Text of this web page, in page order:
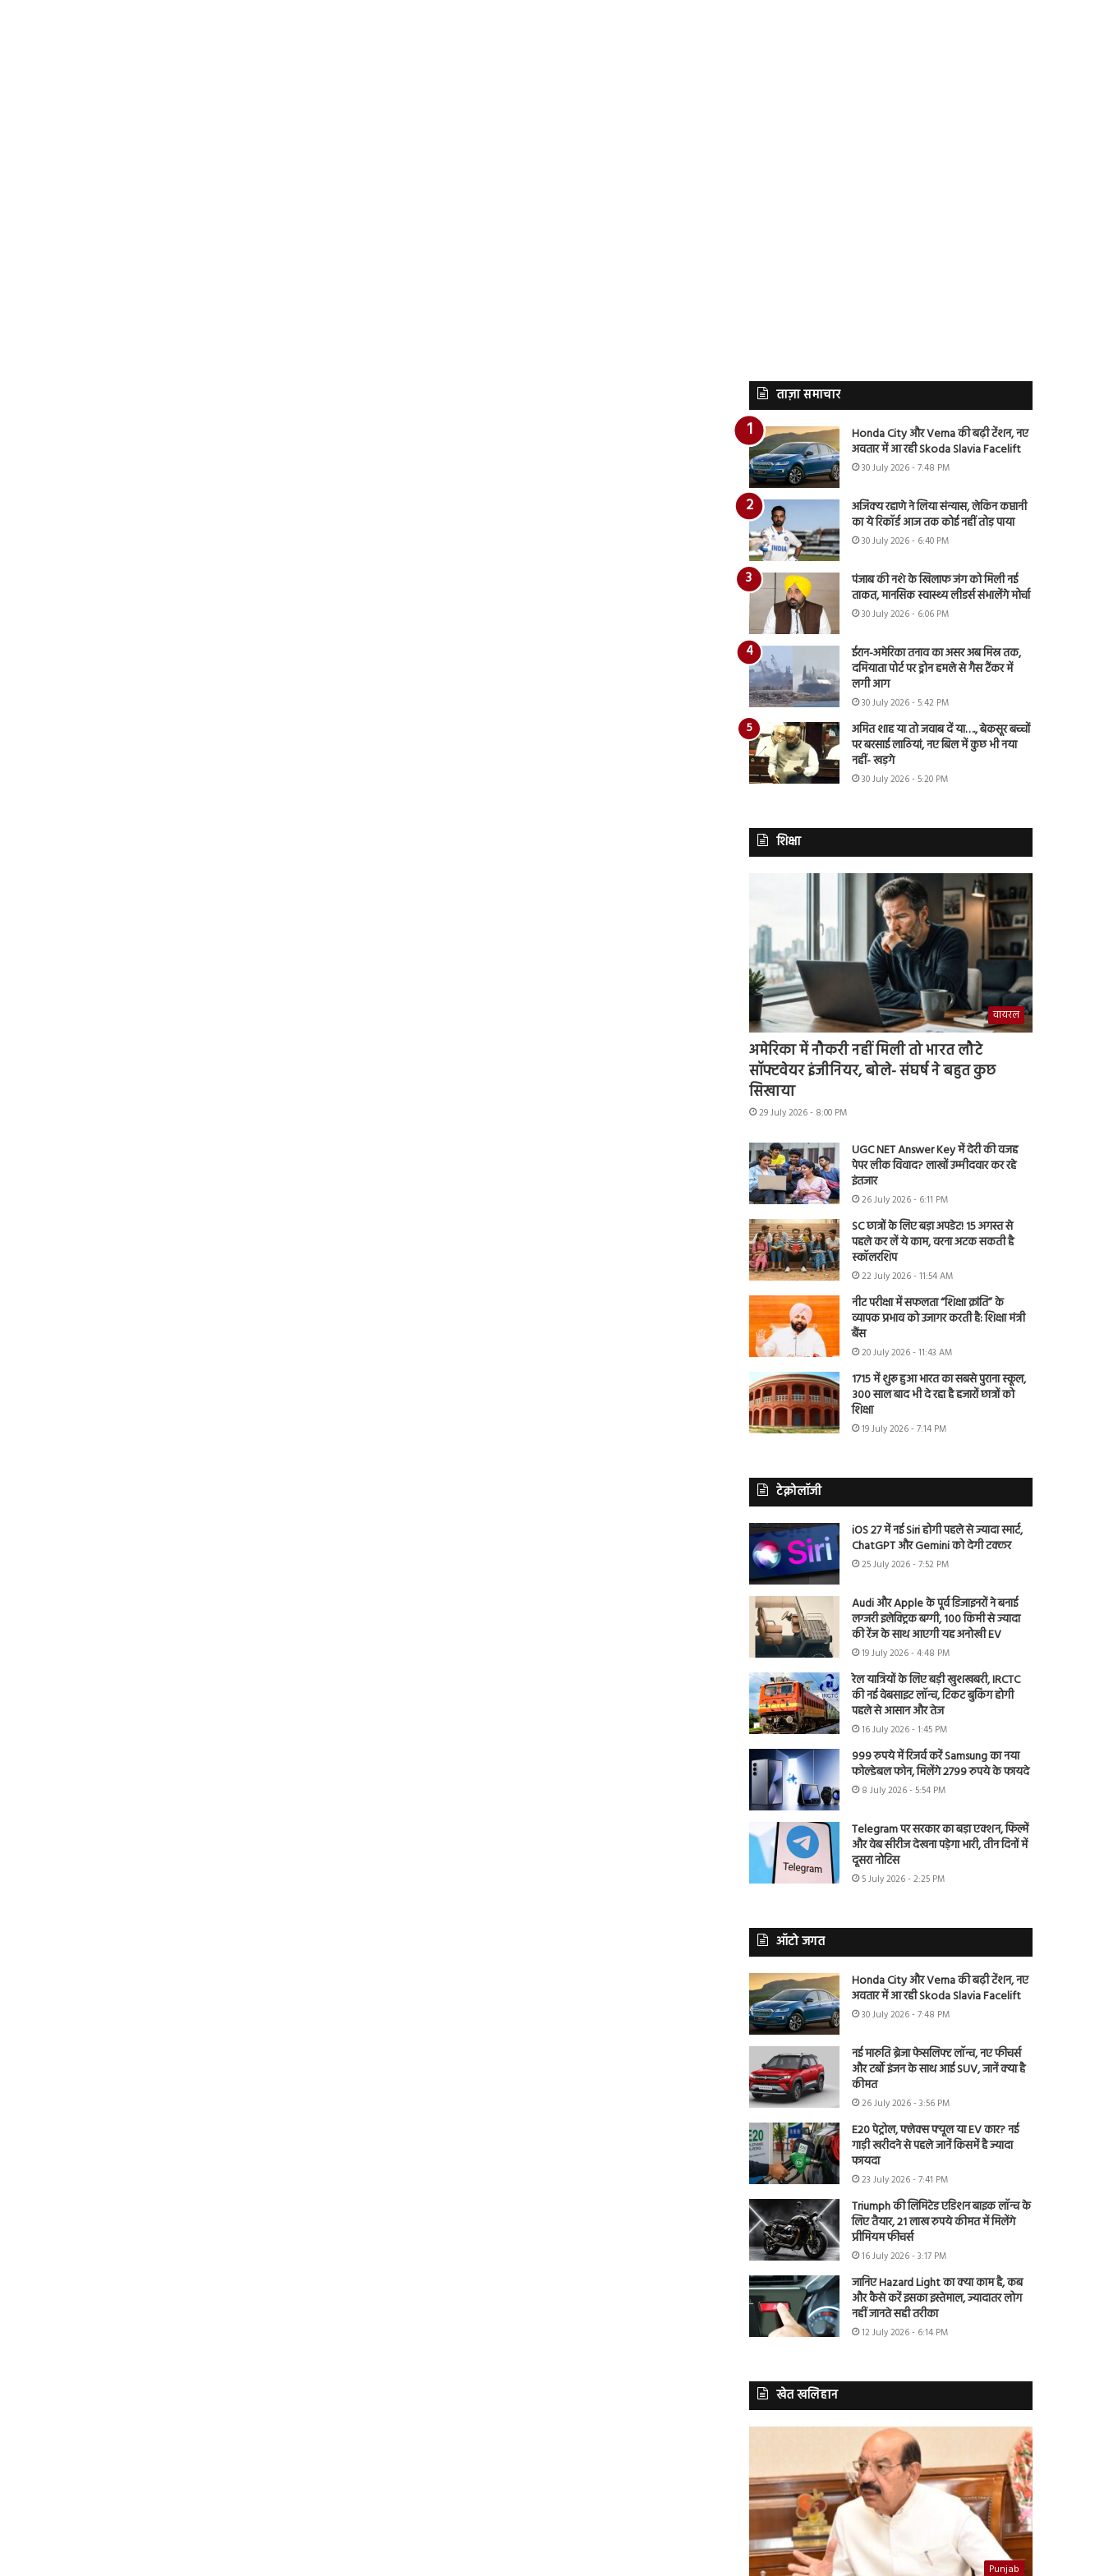
ताज़ा समाचार
Honda City और Verna की बढ़ी टेंशन, नए
अवतार में आ रही Skoda Slavia Facelift
30 July 2026 - 7:48 PM
अजिंक्य रहाणे ने लिया संन्यास, लेकिन कप्तानी
का ये रिकॉर्ड आज तक कोई नहीं तोड़ पाया
30 July 2026 - 6:40 PM
पंजाब की नशे के खिलाफ जंग को मिली नई
ताकत, मानसिक स्वास्थ्य लीडर्स संभालेंगे मोर्चा
30 July 2026 - 6:06 PM
ईरान-अमेरिका तनाव का असर अब मिस्र तक,
दमियाता पोर्ट पर ड्रोन हमले से गैस टैंकर में
लगी आग
30 July 2026 - 5:42 PM
अमित शाह या तो जवाब दें या…., बेकसूर बच्चों
पर बरसाई लाठियां, नए बिल में कुछ भी नया
नहीं- खड़गे
30 July 2026 - 5:20 PM
शिक्षा
वायरल
अमेरिका में नौकरी नहीं मिली तो भारत लौटे
सॉफ्टवेयर इंजीनियर, बोले- संघर्ष ने बहुत कुछ
सिखाया
29 July 2026 - 8:00 PM
UGC NET Answer Key में देरी की वजह
पेपर लीक विवाद? लाखों उम्मीदवार कर रहे
इंतजार
26 July 2026 - 6:11 PM
SC छात्रों के लिए बड़ा अपडेट! 15 अगस्त से
पहले कर लें ये काम, वरना अटक सकती है
स्कॉलरशिप
22 July 2026 - 11:54 AM
नीट परीक्षा में सफलता “शिक्षा क्रांति” के
व्यापक प्रभाव को उजागर करती है: शिक्षा मंत्री
बैंस
20 July 2026 - 11:43 AM
1715 में शुरू हुआ भारत का सबसे पुराना स्कूल,
300 साल बाद भी दे रहा है हजारों छात्रों को
शिक्षा
19 July 2026 - 7:14 PM
टेक्नोलॉजी
iOS 27 में नई Siri होगी पहले से ज्यादा स्मार्ट,
ChatGPT और Gemini को देगी टक्कर
25 July 2026 - 7:52 PM
Audi और Apple के पूर्व डिजाइनरों ने बनाई
लग्जरी इलेक्ट्रिक बग्गी, 100 किमी से ज्यादा
की रेंज के साथ आएगी यह अनोखी EV
19 July 2026 - 4:48 PM
रेल यात्रियों के लिए बड़ी खुशखबरी, IRCTC
की नई वेबसाइट लॉन्च, टिकट बुकिंग होगी
पहले से आसान और तेज
16 July 2026 - 1:45 PM
999 रुपये में रिजर्व करें Samsung का नया
फोल्डेबल फोन, मिलेंगे 2799 रुपये के फायदे
8 July 2026 - 5:54 PM
Telegram पर सरकार का बड़ा एक्शन, फिल्में
और वेब सीरीज देखना पड़ेगा भारी, तीन दिनों में
दूसरा नोटिस
5 July 2026 - 2:25 PM
ऑटो जगत
Honda City और Verna की बढ़ी टेंशन, नए
अवतार में आ रही Skoda Slavia Facelift
30 July 2026 - 7:48 PM
नई मारुति ब्रेजा फेसलिफ्ट लॉन्च, नए फीचर्स
और टर्बो इंजन के साथ आई SUV, जानें क्या है
कीमत
26 July 2026 - 3:56 PM
E20 पेट्रोल, फ्लेक्स फ्यूल या EV कार? नई
गाड़ी खरीदने से पहले जानें किसमें है ज्यादा
फायदा
23 July 2026 - 7:41 PM
Triumph की लिमिटेड एडिशन बाइक लॉन्च के
लिए तैयार, 21 लाख रुपये कीमत में मिलेंगे
प्रीमियम फीचर्स
16 July 2026 - 3:17 PM
जानिए Hazard Light का क्या काम है, कब
और कैसे करें इसका इस्तेमाल, ज्यादातर लोग
नहीं जानते सही तरीका
12 July 2026 - 6:14 PM
खेत खलिहान
Punjab